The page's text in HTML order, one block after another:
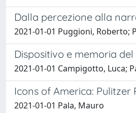
Dalla percezione alla
2021-01-01 Puggioni, Roberto;
Dispositivo e memoria
2021-01-01 Campigotto, Luca;
Icons of America:
2021-01-01 Pala, Mauro